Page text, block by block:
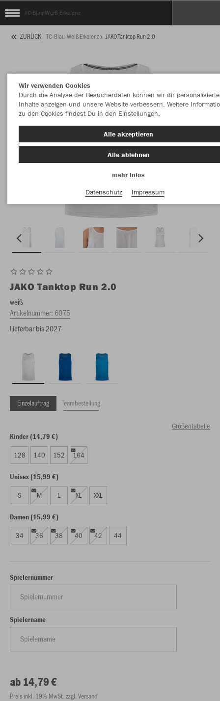
TC-Blau-Weiß Erkelenz
ZURÜCK TC-Blau-Weiß Erkelenz JAKO Tanktop Run 2.0
JAKO Tanktop Run 2.0
weiß
Artikelnummer: 6075
Lieferbar bis 2027
Einzelauftrag Teambestellung
Größentabelle
Kinder (14,79 €)
128 140 152 164
Unisex (15,99 €)
S M L XL XXL
Damen (15,99 €)
34 36 38 40 42 44
Spielernummer
Spielername
ab 14,79 €
Preis inkl. 19% MwSt. zzgl. Versand
Wir verwenden Cookies
Durch die Analyse der Besucherdaten können wir dir personalisierte
Inhalte anzeigen und unsere Website verbessern. Weitere
zu den Cookies findest Du in den Einstellungen.
Alle akzeptieren
Alle ablehnen
mehr Infos
Datenschutz
Impressum